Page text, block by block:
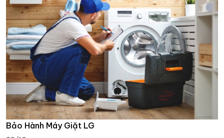
Bảo Hành Máy Giặt LG